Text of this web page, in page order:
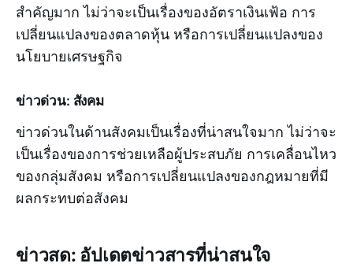
สำคัญมาก ไม่ว่าจะเป็นเรื่องของอัตราเงินเฟ้อ การ
เปลี่ยนแปลงของตลาดหุ้น หรือการเปลี่ยนแปลงของ
นโยบายเศรษฐกิจ
ข่าวด่วน: สังคม
ข่าวด่วนในด้านสังคมเป็นเรื่องที่น่าสนใจมาก ไม่ว่าจะ
เป็นเรื่องของการช่วยเหลือผู้ประสบภัย การเคลื่อนไหว
ของกลุ่มสังคม หรือการเปลี่ยนแปลงของกฎหมายที่มี
ผลกระทบต่อสังคม
ข่าวสด: อัปเดตข่าวสารที่น่าสนใจ